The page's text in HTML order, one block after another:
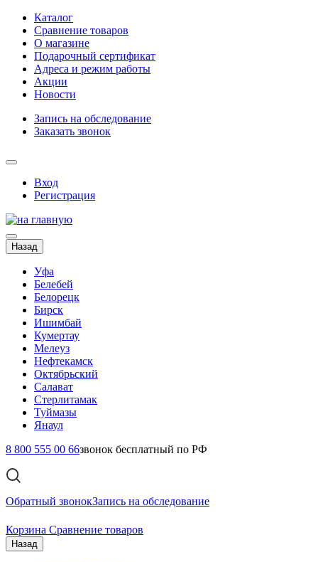
Каталог
Сравнение товаров
О магазине
Подарочный сертификат
Адреса и режим работы
Акции
Новости
Запись на обследование
Заказать звонок
Вход
Регистрация
Назад
Уфа
Белебей
Белорецк
Бирск
Ишимбай
Кумертау
Мелеуз
Нефтекамск
Октябрьский
Салават
Стерлитамак
Туймазы
Янаул
8 800 555 00 66звонок бесплатный по РФ
Обратный звонокЗапись на обследование
Корзина Сравнение товаров
Назад